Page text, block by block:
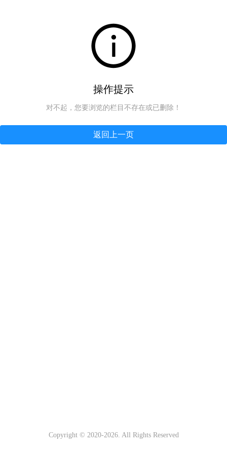
操作提示
对不起，您要浏览的栏目不存在或已删除！
返回上一页
Copyright © 2020-2026. All Rights Reserved